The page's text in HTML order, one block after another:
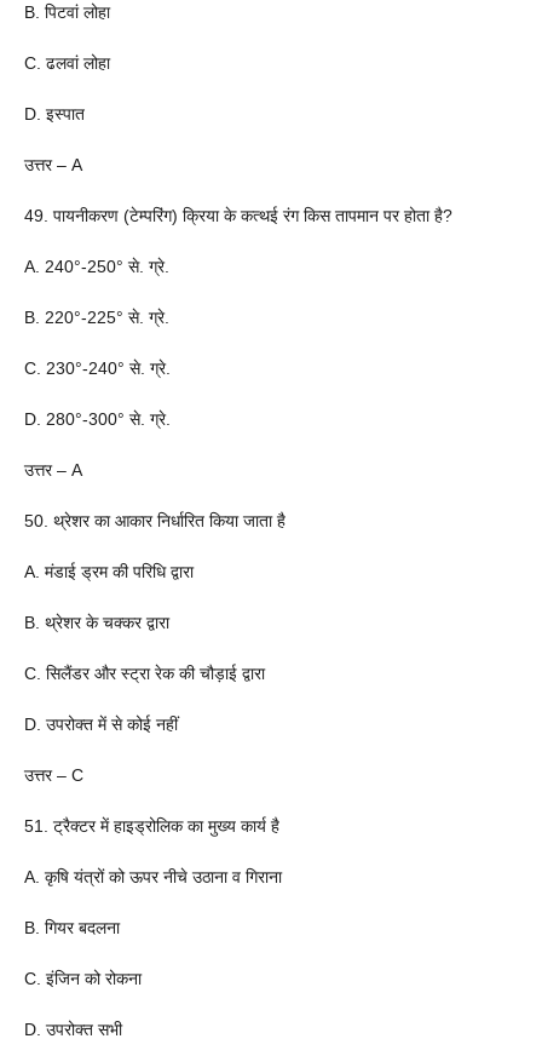
B. पिटवां लोहा
C. ढलवां लोहा
D. इस्पात
उत्तर – A
49. पायनीकरण (टेम्परिंग) क्रिया के कत्थई रंग किस तापमान पर होता है?
A. 240°-250° से. ग्रे.
B. 220°-225° से. ग्रे.
C. 230°-240° से. ग्रे.
D. 280°-300° से. ग्रे.
उत्तर – A
50. थ्रेशर का आकार निर्धारित किया जाता है
A. मंडाई ड्रम की परिधि द्वारा
B. थ्रेशर के चक्कर द्वारा
C. सिलैंडर और स्ट्रा रेक की चौड़ाई द्वारा
D. उपरोक्त में से कोई नहीं
उत्तर – C
51. ट्रैक्टर में हाइड्रोलिक का मुख्य कार्य है
A. कृषि यंत्रों को ऊपर नीचे उठाना व गिराना
B. गियर बदलना
C. इंजिन को रोकना
D. उपरोक्त सभी